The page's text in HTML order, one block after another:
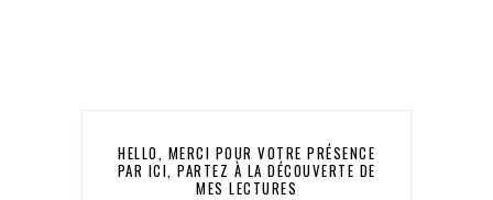
HELLO, MERCI POUR VOTRE PRÉSENCE
PAR ICI, PARTEZ À LA DÉCOUVERTE DE
MES LECTURES